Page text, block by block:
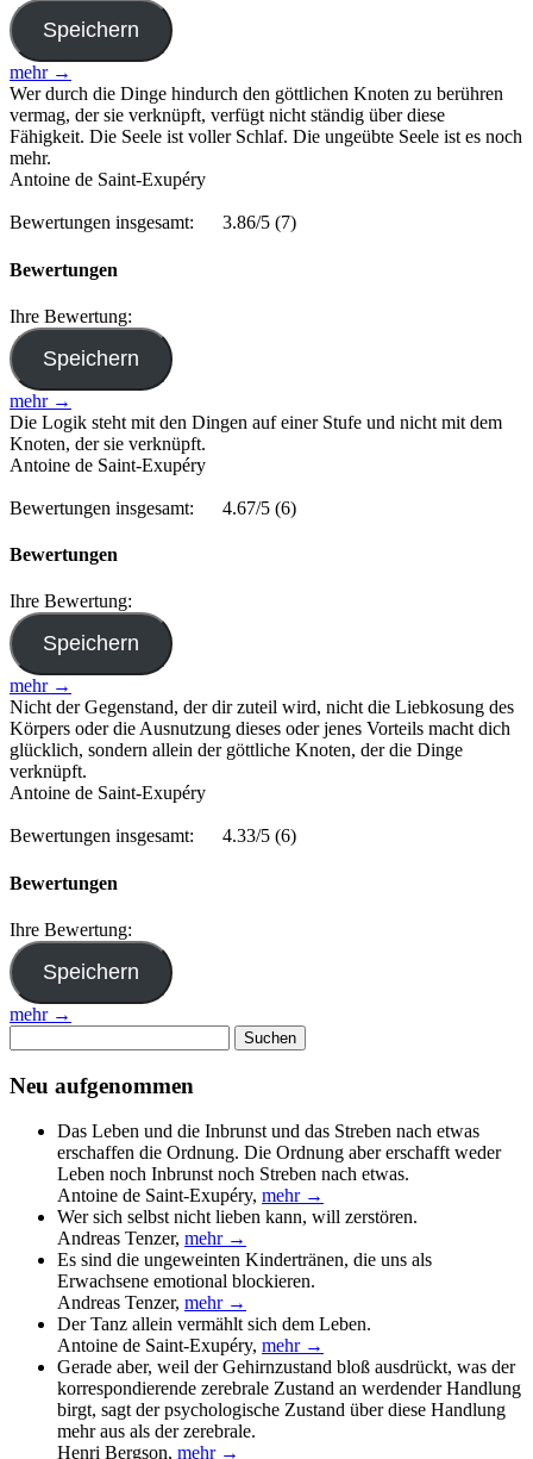
mehr →
Wer durch die Dinge hindurch den göttlichen Knoten zu berühren
vermag, der sie verknüpft, verfügt nicht ständig über diese
Fähigkeit. Die Seele ist voller Schlaf. Die ungeübte Seele ist es noch
mehr.
Antoine de Saint-Exupéry
Bewertungen insgesamt: 3.86/5 (7)
Bewertungen
Ihre Bewertung:
mehr →
Die Logik steht mit den Dingen auf einer Stufe und nicht mit dem
Knoten, der sie verknüpft.
Antoine de Saint-Exupéry
Bewertungen insgesamt: 4.67/5 (6)
Bewertungen
Ihre Bewertung:
mehr →
Nicht der Gegenstand, der dir zuteil wird, nicht die Liebkosung des
Körpers oder die Ausnutzung dieses oder jenes Vorteils macht dich
glücklich, sondern allein der göttliche Knoten, der die Dinge
verknüpft.
Antoine de Saint-Exupéry
Bewertungen insgesamt: 4.33/5 (6)
Bewertungen
Ihre Bewertung:
mehr →
nach:
Neu aufgenommen
Das Leben und die Inbrunst und das Streben nach etwas
erschaffen die Ordnung. Die Ordnung aber erschafft weder
Leben noch Inbrunst noch Streben nach etwas.
Antoine de Saint-Exupéry, mehr →
Wer sich selbst nicht lieben kann, will zerstören.
Andreas Tenzer, mehr →
Es sind die ungeweinten Kindertränen, die uns als
Erwachsene emotional blockieren.
Andreas Tenzer, mehr →
Der Tanz allein vermählt sich dem Leben.
Antoine de Saint-Exupéry, mehr →
Gerade aber, weil der Gehirnzustand bloß ausdrückt, was der
korrespondierende zerebrale Zustand an werdender Handlung
birgt, sagt der psychologische Zustand über diese Handlung
mehr aus als der zerebrale.
Henri Bergson, mehr →